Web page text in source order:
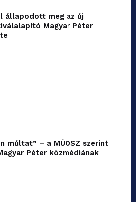
állapodott meg az új
Magyar Péter
múltat” – a MÚOSZ szerint
Péter közmédiának